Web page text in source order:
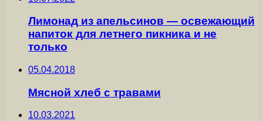
Лимонад из апельсинов — освежающий
напиток для летнего пикника и не
только
05.04.2018
Мясной хлеб с травами
10.03.2021